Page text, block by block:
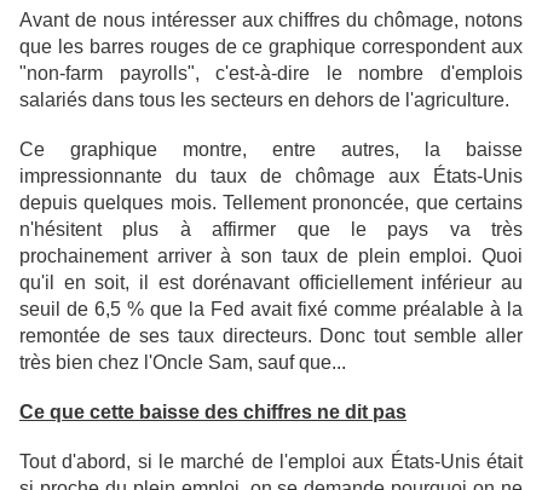
Avant de nous intéresser aux chiffres du chômage, notons
que les barres rouges de ce graphique correspondent aux
"non-farm payrolls", c'est-à-dire le nombre d'emplois
salariés dans tous les secteurs en dehors de l'agriculture.
Ce graphique montre, entre autres, la baisse
impressionnante du taux de chômage aux États-Unis
depuis quelques mois. Tellement prononcée, que certains
n'hésitent plus à affirmer que le pays va très
prochainement arriver à son taux de plein emploi. Quoi
qu'il en soit, il est dorénavant officiellement inférieur au
seuil de 6,5 % que la Fed avait fixé comme préalable à la
remontée de ses taux directeurs. Donc tout semble aller
très bien chez l'Oncle Sam, sauf que...
Ce que cette baisse des chiffres ne dit pas
Tout d'abord, si le marché de l'emploi aux États-Unis était